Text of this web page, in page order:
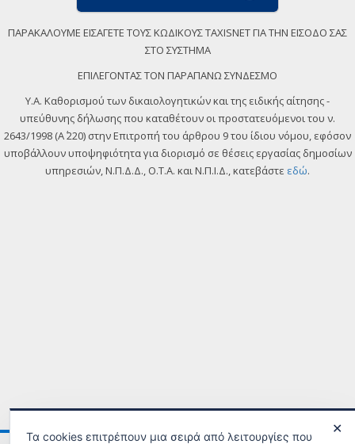
ΠΑΡΑΚΑΛΟΥΜΕ ΕΙΣΑΓΕΤΕ ΤΟΥΣ ΚΩΔΙΚΟΥΣ TAXISNET ΓΙΑ ΤΗΝ ΕΙΣΟΔΟ ΣΑΣ
ΣΤΟ ΣΥΣΤΗΜΑ
ΕΠΙΛΕΓΟΝΤΑΣ ΤΟΝ ΠΑΡΑΠΑΝΩ ΣΥΝΔΕΣΜΟ
Y.A. Καθορισμού των δικαιολογητικών και της ειδικής αίτησης -
υπεύθυνης δήλωσης που καταθέτουν οι προστατευόμενοι του ν.
2643/1998 (Α΄ 220) στην Επιτροπή του άρθρου 9 του ίδιου νόμου, εφόσον
υποβάλλουν υποψηφιότητα για διορισμό σε θέσεις εργασίας δημοσίων
υπηρεσιών, Ν.Π.Δ.Δ., Ο.Τ.Α. και Ν.Π.Ι.Δ., κατεβάστε εδώ.
✕
Τα cookies επιτρέπουν μια σειρά από λειτουργίες που